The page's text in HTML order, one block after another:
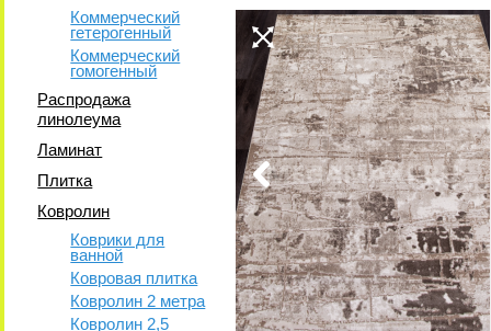
Коммерческий
гетерогенный
Коммерческий
гомогенный
Распродажа
линолеума
Ламинат
Плитка
Ковролин
Коврики для
ванной
Ковровая плитка
Ковролин 2 метра
Ковролин 2,5